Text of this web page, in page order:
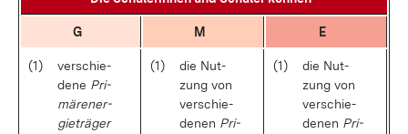
G M E
(1)
ver­schie­
de­ne Pri­
mär­ener­
gie­trä­ger
(1)
die Nut­
zung von
ver­schie­
de­nen Pri­
(1)
die Nut­
zung von
ver­schie­
de­nen Pri­